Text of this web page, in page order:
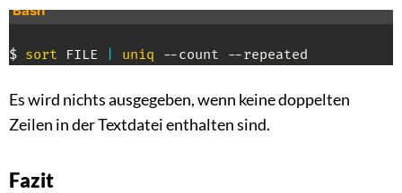
Bash
$ sort FILE uniq --count --repeated
Es wird nichts ausgegeben, wenn keine doppelten
Zeilen in der Textdatei enthalten sind.
Fazit